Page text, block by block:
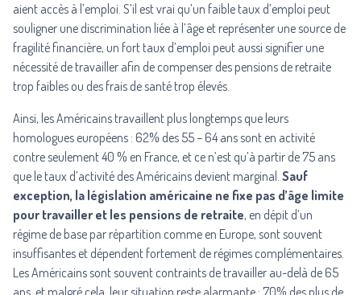
aient accès à l’emploi. S’il est vrai qu’un faible taux d’emploi peut
souligner une discrimination liée à l’âge et représenter une source de
fragilité financière, un fort taux d’emploi peut aussi signifier une
nécessité de travailler afin de compenser des pensions de retraite
trop faibles ou des frais de santé trop élevés.
Ainsi, les Américains travaillent plus longtemps que leurs
homologues européens : 62% des 55 – 64 ans sont en activité
contre seulement 40 % en France, et ce n’est qu’à partir de 75 ans
que le taux d’activité des Américains devient marginal. Sauf
exception, la législation américaine ne fixe pas d’âge limite
pour travailler et les pensions de retraite, en dépit d’un
régime de base par répartition comme en Europe, sont souvent
insuffisantes et dépendent fortement de régimes complémentaires.
Les Américains sont souvent contraints de travailler au-delà de 65
ans, et malgré cela, leur situation reste alarmante : 70% des plus de